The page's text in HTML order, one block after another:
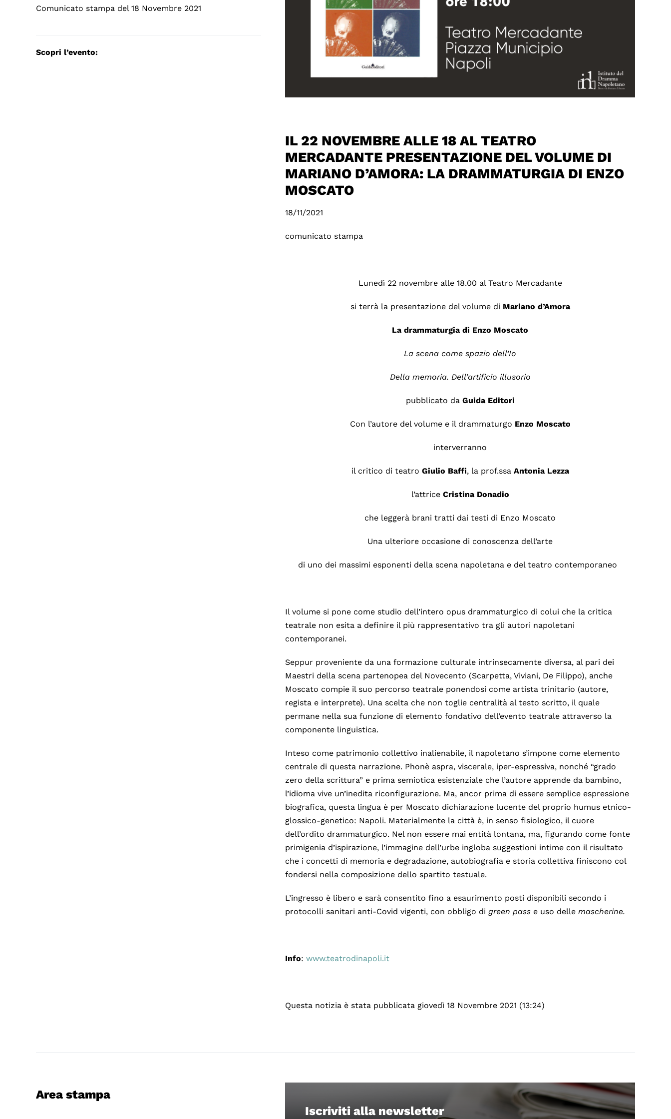
Comunicato stampa del 18 Novembre 2021
Scopri l’evento:
IL 22 NOVEMBRE ALLE 18 AL TEATRO
MERCADANTE PRESENTAZIONE DEL VOLUME DI
MARIANO D’AMORA: LA DRAMMATURGIA DI ENZO
MOSCATO
18/11/2021
comunicato stampa
Lunedì 22 novembre alle 18.00 al Teatro Mercadante
si terrà la presentazione del volume di Mariano d’Amora
La drammaturgia di Enzo Moscato
La scena come spazio dell’Io
Della memoria. Dell’artificio illusorio
pubblicato da Guida Editori
Con l’autore del volume e il drammaturgo Enzo Moscato
interverranno
il critico di teatro Giulio Baffi, la prof.ssa Antonia Lezza
l’attrice Cristina Donadio
che leggerà brani tratti dai testi di Enzo Moscato
Una ulteriore occasione di conoscenza dell’arte
di uno dei massimi esponenti della scena napoletana e del teatro contemporaneo
Il volume si pone come studio dell’intero opus drammaturgico di colui che la critica
teatrale non esita a definire il più rappresentativo tra gli autori napoletani
contemporanei.
Seppur proveniente da una formazione culturale intrinsecamente diversa, al pari dei
Maestri della scena partenopea del Novecento (Scarpetta, Viviani, De Filippo), anche
Moscato compie il suo percorso teatrale ponendosi come artista trinitario (autore,
regista e interprete). Una scelta che non toglie centralità al testo scritto, il quale
permane nella sua funzione di elemento fondativo dell’evento teatrale attraverso la
componente linguistica.
Inteso come patrimonio collettivo inalienabile, il napoletano s’impone come elemento
centrale di questa narrazione. Phonè aspra, viscerale, iper-espressiva, nonché “grado
zero della scrittura” e prima semiotica esistenziale che l’autore apprende da bambino,
l’idioma vive un’inedita riconfigurazione. Ma, ancor prima di essere semplice espressione
biografica, questa lingua è per Moscato dichiarazione lucente del proprio humus etnico-
glossico-genetico: Napoli. Materialmente la città è, in senso fisiologico, il cuore
dell’ordito drammaturgico. Nel non essere mai entità lontana, ma, figurando come fonte
primigenia d’ispirazione, l’immagine dell’urbe ingloba suggestioni intime con il risultato
che i concetti di memoria e degradazione, autobiografia e storia collettiva finiscono col
fondersi nella composizione dello spartito testuale.
L’ingresso è libero e sarà consentito fino a esaurimento posti disponibili secondo i
protocolli sanitari anti-Covid vigenti, con obbligo digreen pass e uso dellemascherine.
Info:www.teatrodinapoli.it
Questa notizia è stata pubblicata giovedì 18 Novembre 2021 (13:24)
Area stampa
Iscriviti alla newsletter